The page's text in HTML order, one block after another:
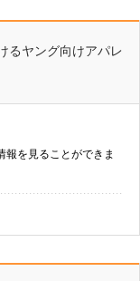
るヤング向けアパレ
を見ることができま